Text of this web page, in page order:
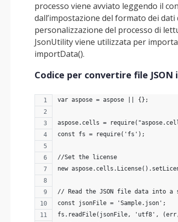
processo viene avviato leggendo il
dall’impostazione del formato dei
personalizzazione del processo di
JsonUtility viene utilizzata per
importData().
Codice per convertire file JSON
var aspose = aspose || {};
aspose.cells =
const fs = require('fs');
//Set the license
new
// Read the JSON file data into a
const jsonFile = 'Sample.json';
fs.readFile(jsonFile, 'utf8', (err,